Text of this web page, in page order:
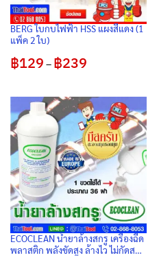
BERG ใบกบไฟฟ้า HSS แผงสีแดง (1
แพ็ค 2 ใบ)
฿129 – ฿239Price
range:
฿239
ECOCLEAN น้ำยาล้างสกรู เครื่องฉีด
พลาสติก พลังขัดสูง ล้างไว ไม่กัดสกรู